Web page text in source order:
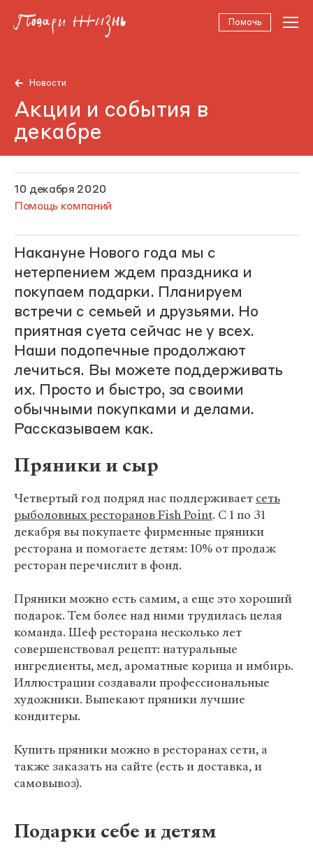
Помочь
Новости
Акции и события в
декабре
10 декабря 2020
Помощь компаний
Накануне Нового года мы с
нетерпением ждем праздника и
покупаем подарки. Планируем
встречи с семьей и друзьями. Но
приятная суета сейчас не у всех.
Наши подопечные продолжают
лечиться. Вы можете поддерживать
их. Просто и быстро, за своими
обычными покупками и делами.
Рассказываем как.
Пряники и сыр
Четвертый год подряд нас поддерживает сеть
рыболовных ресторанов Fish Point. С 1 по 31
декабря вы покупаете фирменные пряники
ресторана и помогаете детям: 10% от продаж
ресторан перечислит в фонд.
Пряники можно есть самим, а еще это хороший
подарок. Тем более над ними трудилась целая
команда. Шеф ресторана несколько лет
совершенствовал рецепт: натуральные
ингредиенты, мед, ароматные корица и имбирь.
Иллюстрации создавали профессиональные
художники. Выпекают пряники лучшие
кондитеры.
Купить пряники можно в ресторанах сети, а
также заказать на сайте (есть и доставка, и
самовывоз).
Подарки себе и детям